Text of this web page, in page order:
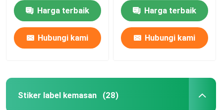
Harga terbaik
Hubungi kami
Harga terbaik
Hubungi kami
Stiker label kemasan (28)